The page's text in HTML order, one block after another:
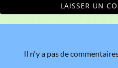
LAISSER UN
Il n'y a pas de